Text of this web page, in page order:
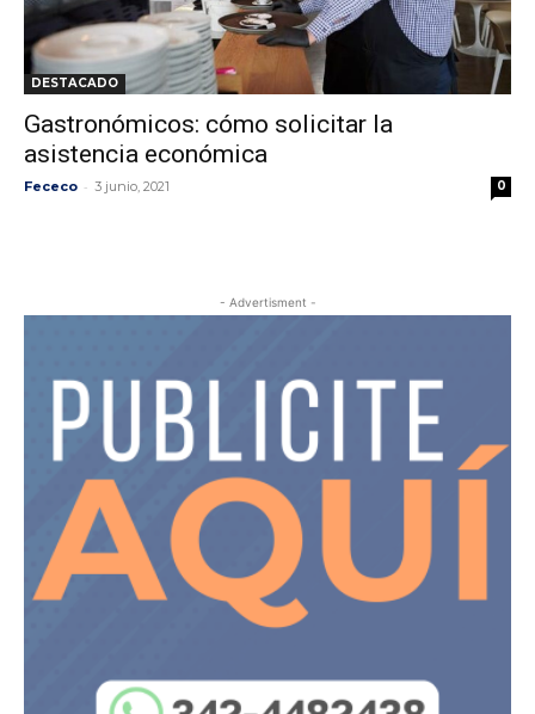
DESTACADO
Gastronómicos: cómo solicitar la
asistencia económica
Fececo - 3 junio, 2021 0
- Advertisment -